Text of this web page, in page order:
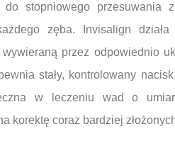
do stopniowego przesuwania
zęba. Invisalign
przez odpowiednio
stały, kontrolowany
w leczeniu wad o
korektę coraz bardziej